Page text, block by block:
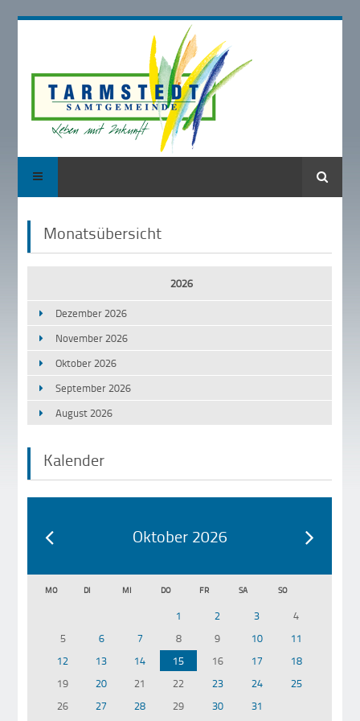
Suche
Monatsübersicht
2026
Dezember 2026
November 2026
Oktober 2026
September 2026
August 2026
Kalender
Oktober 2026
MO DI MI DO FR SA SO
1 2 3
4
5
6 7 8 9 10
11
12
13 14 15 16 17
18
19
20 21 22 23 24
25
26
27 28 29 30 31